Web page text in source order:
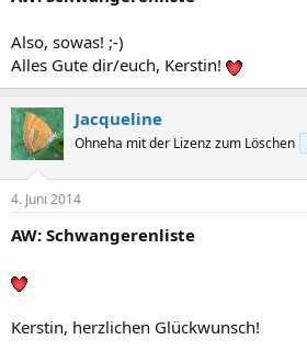
Also, sowas! ;-)
Alles Gute dir/euch, Kerstin!
Jacqueline
Ohneha mit der Lizenz zum Löschen
4. Juni 2014
AW: Schwangerenliste
Kerstin, herzlichen Glückwunsch!